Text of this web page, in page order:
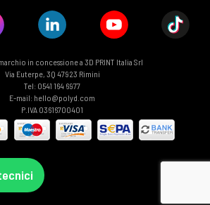
in concessione a 3D PRINT Italia Srl
Via Euterpe, 3Q 47923 Rimini
Tel: 0541 164 6977
E-mail: hello@polyd.com
P.IVA 03616700401